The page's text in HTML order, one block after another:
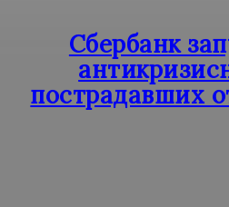
Сбербанк
пострадавших